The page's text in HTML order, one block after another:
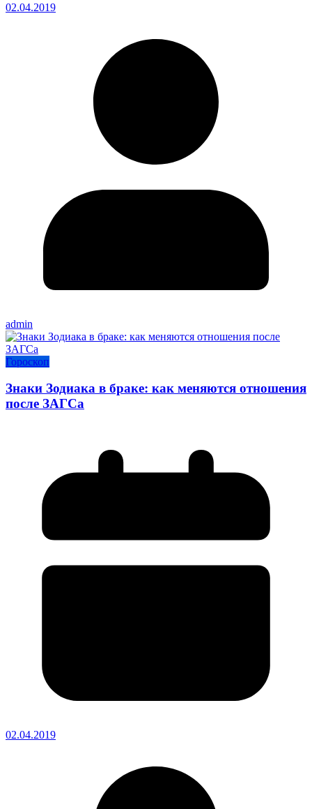
02.04.2019
admin
Гороскоп
Знаки Зодиака в браке: как меняются отношения
после ЗАГСа
02.04.2019